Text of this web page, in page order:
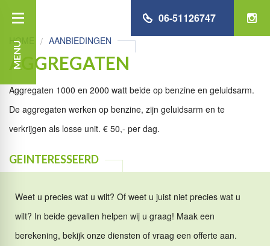
MENU
06-51126747
HOME AANBIEDINGEN
AGGREGATEN
Aggregaten 1000 en 2000 watt beide op benzine en geluidsarm.
De aggregaten werken op benzine, zijn geluidsarm en te
verkrijgen als losse unit. € 50,- per dag.
GEINTERESSEERD
Weet u precies wat u wilt? Of weet u juist niet precies wat u
wilt? In beide gevallen helpen wij u graag! Maak een
berekening, bekijk onze diensten of vraag een offerte aan.